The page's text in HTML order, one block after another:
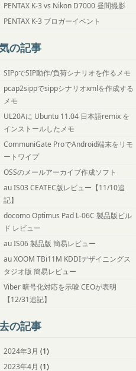
PENTAX K-3 vs Nikon D7000 昼間撮影
PENTAX K-3 ブロガーイベント
の記事
SIPpでSIP動作/負荷シナリオを作るメモ
pcap2sippでsippシナリオxmlを作成する
メモ
UL20Aに Ubuntu 11.04 日本語remix を
インストールしたメモ
CommuniGate ProでAndroid端末をリモ
ートワイプ
OSSのメールアーカイブ作成ソフト
au IS03 CEATEC版レビュー【11/10追
記】
docomo Optimus Pad L-06C 製品版ビル
ド レビュー
au IS06 製品版 簡易レビュー
au XOOM TBi11M KDDIデザイニングス
タジオ版 簡易レビュー
Viber 暗号化対応を示唆 CEOが表明
【12/31追記】
の記事
2024年3月 (1)
2023年4月 (1)